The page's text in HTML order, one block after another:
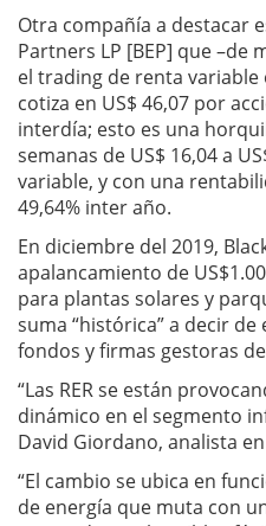
Otra compañía a destacar
Partners LP [BEP] que –de
el trading de renta variable
cotiza en US$ 46,07 por
interdía; esto es una
semanas de US$ 16,04 a
variable, y con una
49,64% inter año.
En diciembre del 2019,
apalancamiento de
para plantas solares y
suma “histórica” a decir
fondos y firmas gestoras
“Las RER se están
dinámico en el segmento
David Giordano, analista en
“El cambio se ubica en
de energía que muta con